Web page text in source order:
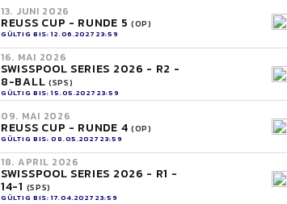
13. JUNI 2026
REUSS CUP - RUNDE 5 (OP)
GÜLTIG BIS: 12.06.2027 23:59
16. MAI 2026
SWISSPOOL SERIES 2026 - R2 -
8-BALL (SPS)
GÜLTIG BIS: 15.05.2027 23:59
09. MAI 2026
REUSS CUP - RUNDE 4 (OP)
GÜLTIG BIS: 08.05.2027 23:59
18. APRIL 2026
SWISSPOOL SERIES 2026 - R1 -
14-1 (SPS)
GÜLTIG BIS: 17.04.2027 23:59